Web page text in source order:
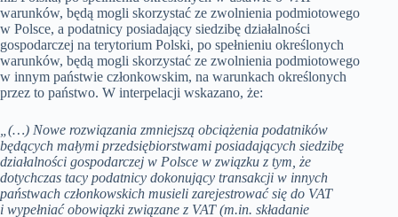
warunków, będą mogli skorzystać ze zwolnienia podmiotowego
w Polsce, a podatnicy posiadający siedzibę działalności
gospodarczej na terytorium Polski, po spełnieniu określonych
warunków, będą mogli skorzystać ze zwolnienia podmiotowego
w innym państwie członkowskim, na warunkach określonych
przez to państwo. W interpelacji wskazano, że:
„(…) Nowe rozwiązania zmniejszą obciążenia podatników
będących małymi przedsiębiorstwami posiadających siedzibę
działalności gospodarczej w Polsce w związku z tym, że
dotychczas tacy podatnicy dokonujący transakcji w innych
państwach członkowskich musieli zarejestrować się do VAT
i wypełniać obowiązki związane z VAT (m.in. składanie